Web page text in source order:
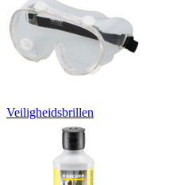
Veiligheidsbrillen